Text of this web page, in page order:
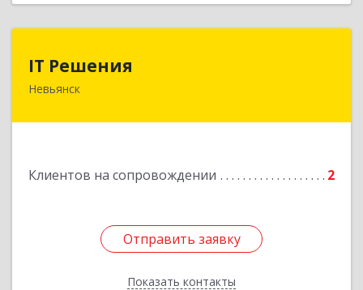
IT Решения
Невьянск
Клиентов на сопровождении 2
Отправить заявку
Показать контакты
Отправить заявку
Назад